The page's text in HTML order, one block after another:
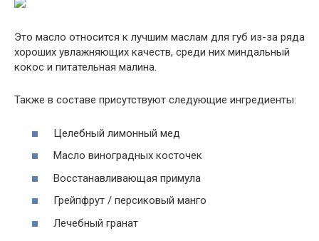
Это масло относится к лучшим маслам для губ из-за ряда
хороших увлажняющих качеств, среди них миндальный
кокос и питательная малина.
Также в составе присутствуют следующие ингредиенты:
Целебный лимонный мед
Масло виноградных косточек
Восстанавливающая примула
Грейпфрут / персиковый манго
Лечебный гранат